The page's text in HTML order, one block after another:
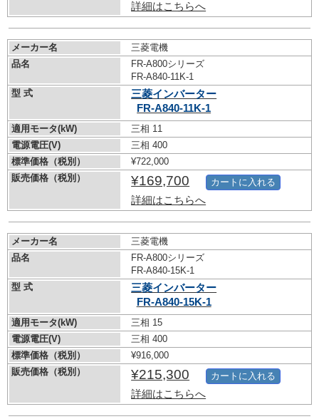
詳細はこちらへ
メーカー名
三菱電機
品名
FR-A800シリーズ
FR-A840-11K-1
型 式
三菱インバーター
FR-A840-11K-1
適用モータ(kW)
三相 11
電源電圧(V)
三相 400
標準価格（税別）
¥722,000
販売価格（税別）
¥169,700
詳細はこちらへ
カートに入れる
メーカー名
三菱電機
品名
FR-A800シリーズ
FR-A840-15K-1
型 式
三菱インバーター
FR-A840-15K-1
適用モータ(kW)
三相 15
電源電圧(V)
三相 400
標準価格（税別）
¥916,000
販売価格（税別）
¥215,300
詳細はこちらへ
カートに入れる